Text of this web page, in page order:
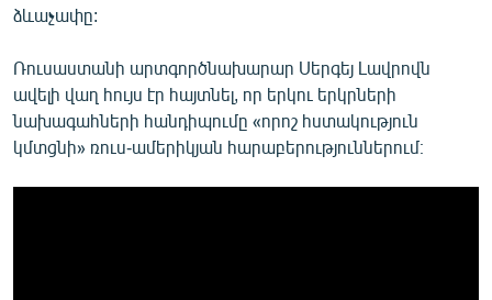
ձևաչափը:
Ռուսաստանի արտգործնախարար Սերգեյ Լավրովն
ավելի վաղ հույս էր հայտնել, որ երկու երկրների
նախագահների հանդիպումը «որոշ հստակություն
կմտցնի» ռուս-ամերիկյան հարաբերություններում։